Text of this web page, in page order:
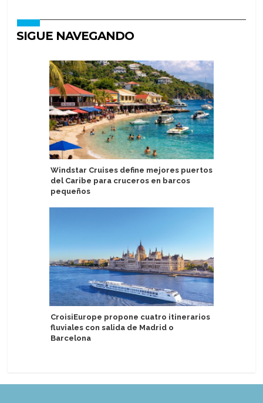
SIGUE NAVEGANDO
Windstar Cruises define mejores puertos
del Caribe para cruceros en barcos
pequeños
CroisiEurope propone cuatro itinerarios
fluviales con salida de Madrid o
Barcelona